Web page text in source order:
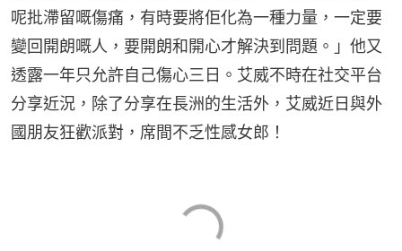
呢批滯留嘅傷痛，有時要將佢化為一種力量，一定要
變回開朗嘅人，要開朗和開心才解決到問題。」他又
透露一年只允許自己傷心三日。艾威不時在社交平台
分享近況，除了分享在長洲的生活外，艾威近日與外
國朋友狂歡派對，席間不乏性感女郎！